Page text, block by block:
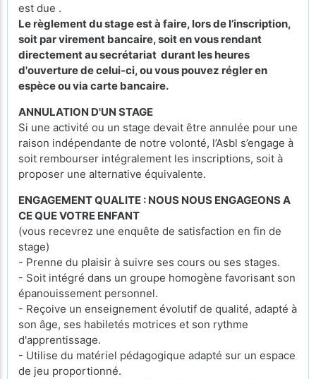
est due .
Le règlement du stage est à faire, lors de l’inscription,
soit par virement bancaire, soit en vous rendant
directement au secrétariat durant les heures
d'ouverture de celui-ci, ou vous pouvez régler en
espèce ou via carte bancaire.
ANNULATION D'UN STAGE
Si une activité ou un stage devait être annulée pour une
raison indépendante de notre volonté, l’Asbl s’engage à
soit rembourser intégralement les inscriptions, soit à
proposer une alternative équivalente.
ENGAGEMENT QUALITE : NOUS NOUS ENGAGEONS A
CE QUE VOTRE ENFANT
(vous recevrez une enquête de satisfaction en fin de
stage)
- Prenne du plaisir à suivre ses cours ou ses stages.
- Soit intégré dans un groupe homogène favorisant son
épanouissement personnel.
- Reçoive un enseignement évolutif de qualité, adapté à
son âge, ses habiletés motrices et son rythme
d'apprentissage.
- Utilise du matériel pédagogique adapté sur un espace
de jeu proportionné.